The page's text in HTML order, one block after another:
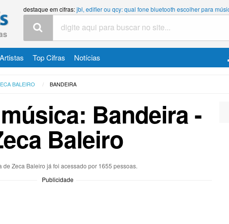
destaque em cifras:jbl, edifier ou qcy: qual fone bluetooth escolher para
Top Cifras Notícias
BALEIRO BANDEIRA
Bandeira -
Baleiro
de Zeca Baleiro já foi acessado por 1655 pessoas.
Publicidade